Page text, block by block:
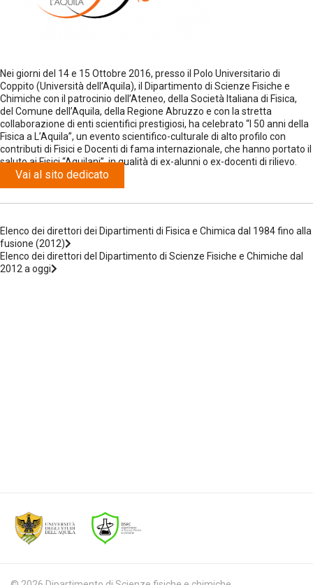
Nei giorni del 14 e 15 Ottobre 2016, presso il Polo Universitario di
Coppito (Università dell’Aquila), il Dipartimento di Scienze Fisiche e
Chimiche con il patrocinio dell’Ateneo, della Società Italiana di Fisica,
del Comune dell’Aquila, della Regione Abruzzo e con la stretta
collaborazione di enti scientifici prestigiosi, ha celebrato “I 50 anni della
Fisica a L’Aquila”, un evento scientifico-culturale di alto profilo con
contributi di Fisici e Docenti di fama internazionale, che hanno portato il
saluto ai Fisici “Aquilani”, in qualità di ex-alunni o ex-docenti di rilievo.
Vai al sito dedicato
Elenco dei direttori dei Dipartimenti di Fisica e Chimica dal 1984 fino alla
fusione (2012)
Elenco dei direttori del Dipartimento di Scienze Fisiche e Chimiche dal
2012 a oggi